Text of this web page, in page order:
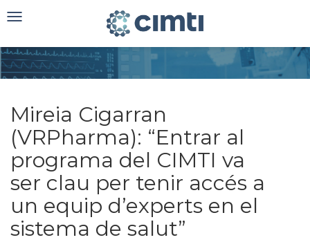
Toggle
Mireia Cigarran
(VRPharma): “Entrar al
programa del CIMTI va
ser clau per tenir accés a
un equip d’experts en el
sistema de salut”